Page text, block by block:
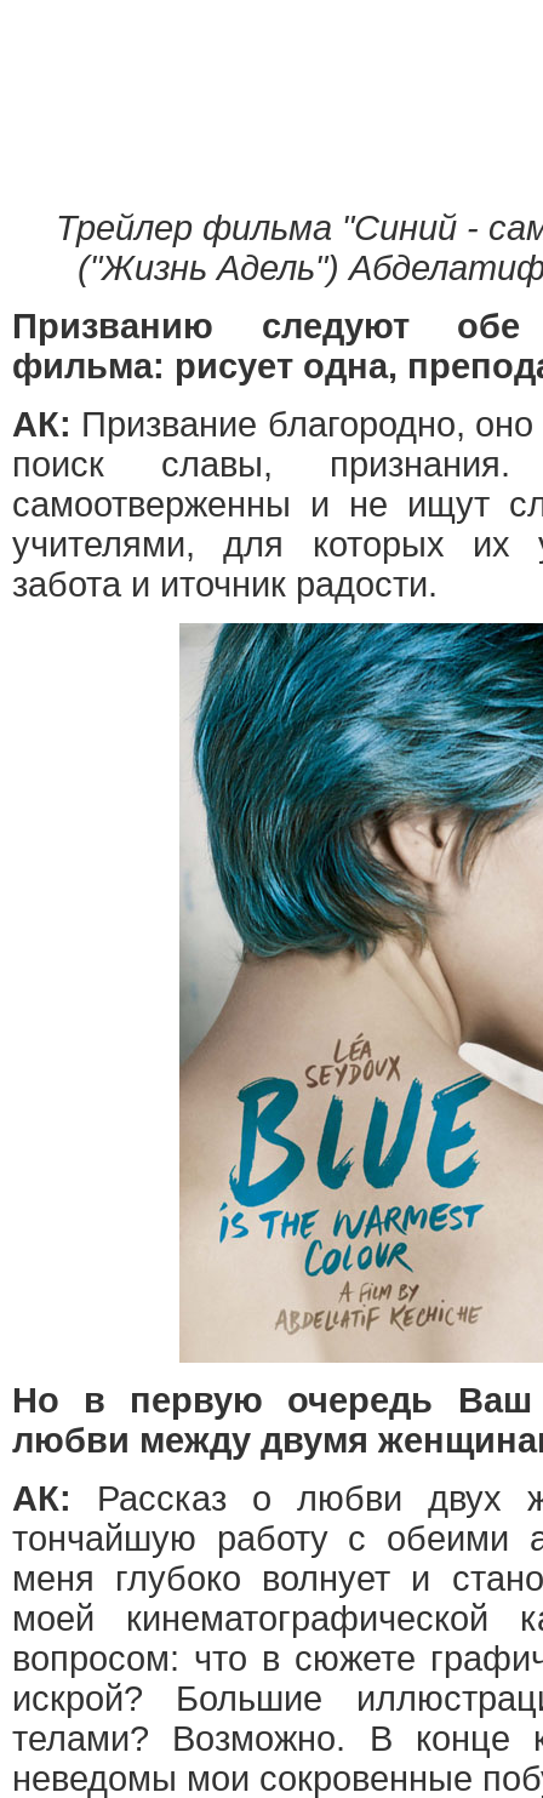
Трейлер фильма "Синий -
("Жизнь Адель")
Призванию следуют
фильма: рисует одна,
АК: Призвание благородно,
поиск славы,
самоотверженны и не ищут
учителями, для которых их
забота и иточник радости.
Но в первую очередь
любви между двумя
АК: Рассказ о любви двух
тончайшую работу с обеими
меня глубоко волнует и
моей кинематографической
вопросом: что в сюжете
искрой? Большие
телами? Возможно. В конце
неведомы мои сокровенные